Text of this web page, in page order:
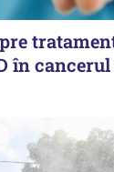
în